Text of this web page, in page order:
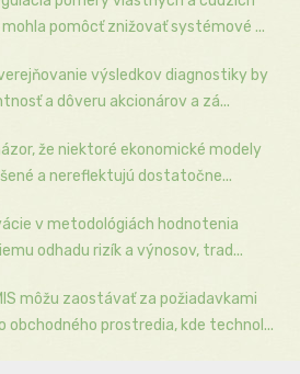
pomôcť znižovať systémové ...
výsledkov diagnostiky by
a dôveru akcionárov a zá...
že niektoré ekonomické modely
a nereflektujú dostatočne...
v metodológiách hodnotenia
odhadu rizík a výnosov, trad...
môžu zaostávať za požiadavkami
obchodného prostredia, kde technol...